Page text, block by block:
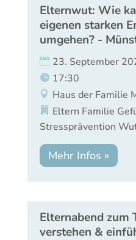
Elternwut: Wie
eigenen starken
umgehen? -
23. September
17:30
Haus der Familie
Eltern Familie
Stressprävention
Mehr Infos »
Elternabend zum
verstehen &